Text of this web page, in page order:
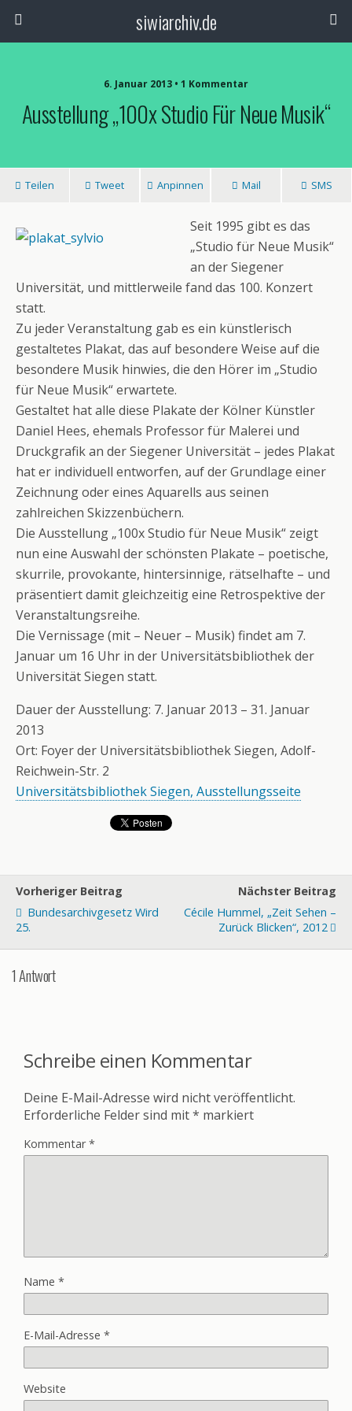
siwiarchiv.de
6. Januar 2013 • 1 Kommentar
Ausstellung „100x Studio Für Neue Musik“
Teilen Tweet Anpinnen Mail SMS
Seit 1995 gibt es das
„Studio für Neue Musik“
an der Siegener
Universität, und mittlerweile fand das 100. Konzert
statt.
Zu jeder Veranstaltung gab es ein künstlerisch
gestaltetes Plakat, das auf besondere Weise auf die
besondere Musik hinwies, die den Hörer im „Studio
für Neue Musik“ erwartete.
Gestaltet hat alle diese Plakate der Kölner Künstler
Daniel Hees, ehemals Professor für Malerei und
Druckgrafik an der Siegener Universität – jedes Plakat
hat er individuell entworfen, auf der Grundlage einer
Zeichnung oder eines Aquarells aus seinen
zahlreichen Skizzenbüchern.
Die Ausstellung „100x Studio für Neue Musik“ zeigt
nun eine Auswahl der schönsten Plakate – poetische,
skurrile, provokante, hintersinnige, rätselhafte – und
präsentiert damit gleichzeitig eine Retrospektive der
Veranstaltungsreihe.
Die Vernissage (mit – Neuer – Musik) findet am 7.
Januar um 16 Uhr in der Universitätsbibliothek der
Universität Siegen statt.
Dauer der Ausstellung: 7. Januar 2013 – 31. Januar
2013
Ort: Foyer der Universitätsbibliothek Siegen, Adolf-
Reichwein-Str. 2
Universitätsbibliothek Siegen, Ausstellungsseite
Vorheriger Beitrag
Bundesarchivgesetz Wird
25.
Nächster Beitrag
Cécile Hummel, „Zeit Sehen –
Zurück Blicken“, 2012
1 Antwort
Schreibe einen Kommentar
Deine E-Mail-Adresse wird nicht veröffentlicht.
Erforderliche Felder sind mit* markiert
Kommentar*
Name *
E-Mail-Adresse *
Website